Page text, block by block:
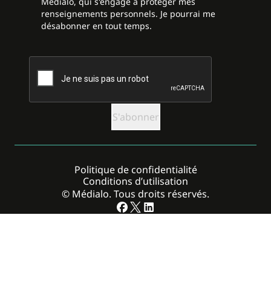
renseignements personnels. Je pourrai me
désabonner en tout temps.
© Médialo. Tous droits réservés.
Politique de confidentialité
Conditions d’utilisation